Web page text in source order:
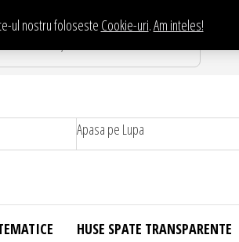
ul nostru foloseste Cookie-uri.Am inteles!
eHuse.ro
Apasa pe Lupa
HUSE SPATE TRANSPARENTE